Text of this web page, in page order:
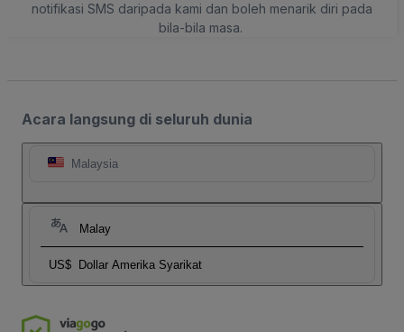
notifikasi SMS daripada kami dan boleh menarik diri pada
bila-bila masa.
Acara langsung di seluruh dunia
Malaysia
Malay
US$ Dollar Amerika Syarikat